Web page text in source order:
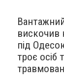
вискочив
під
троє осіб